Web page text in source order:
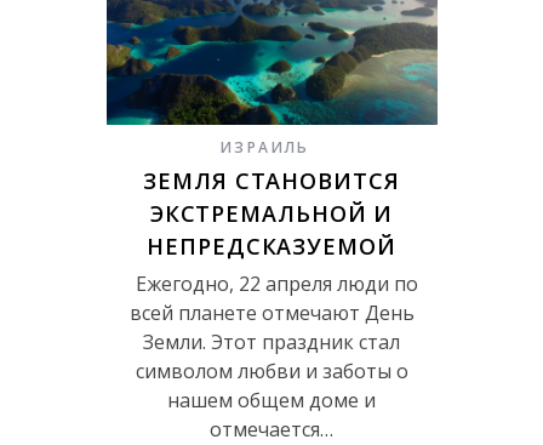
ИЗРАИЛЬ
ЗЕМЛЯ СТАНОВИТСЯ
ЭКСТРЕМАЛЬНОЙ И
НЕПРЕДСКАЗУЕМОЙ
Ежегодно, 22 апреля люди по
всей планете отмечают День
Земли. Этот праздник стал
символом любви и заботы о
нашем общем доме и
отмечается…